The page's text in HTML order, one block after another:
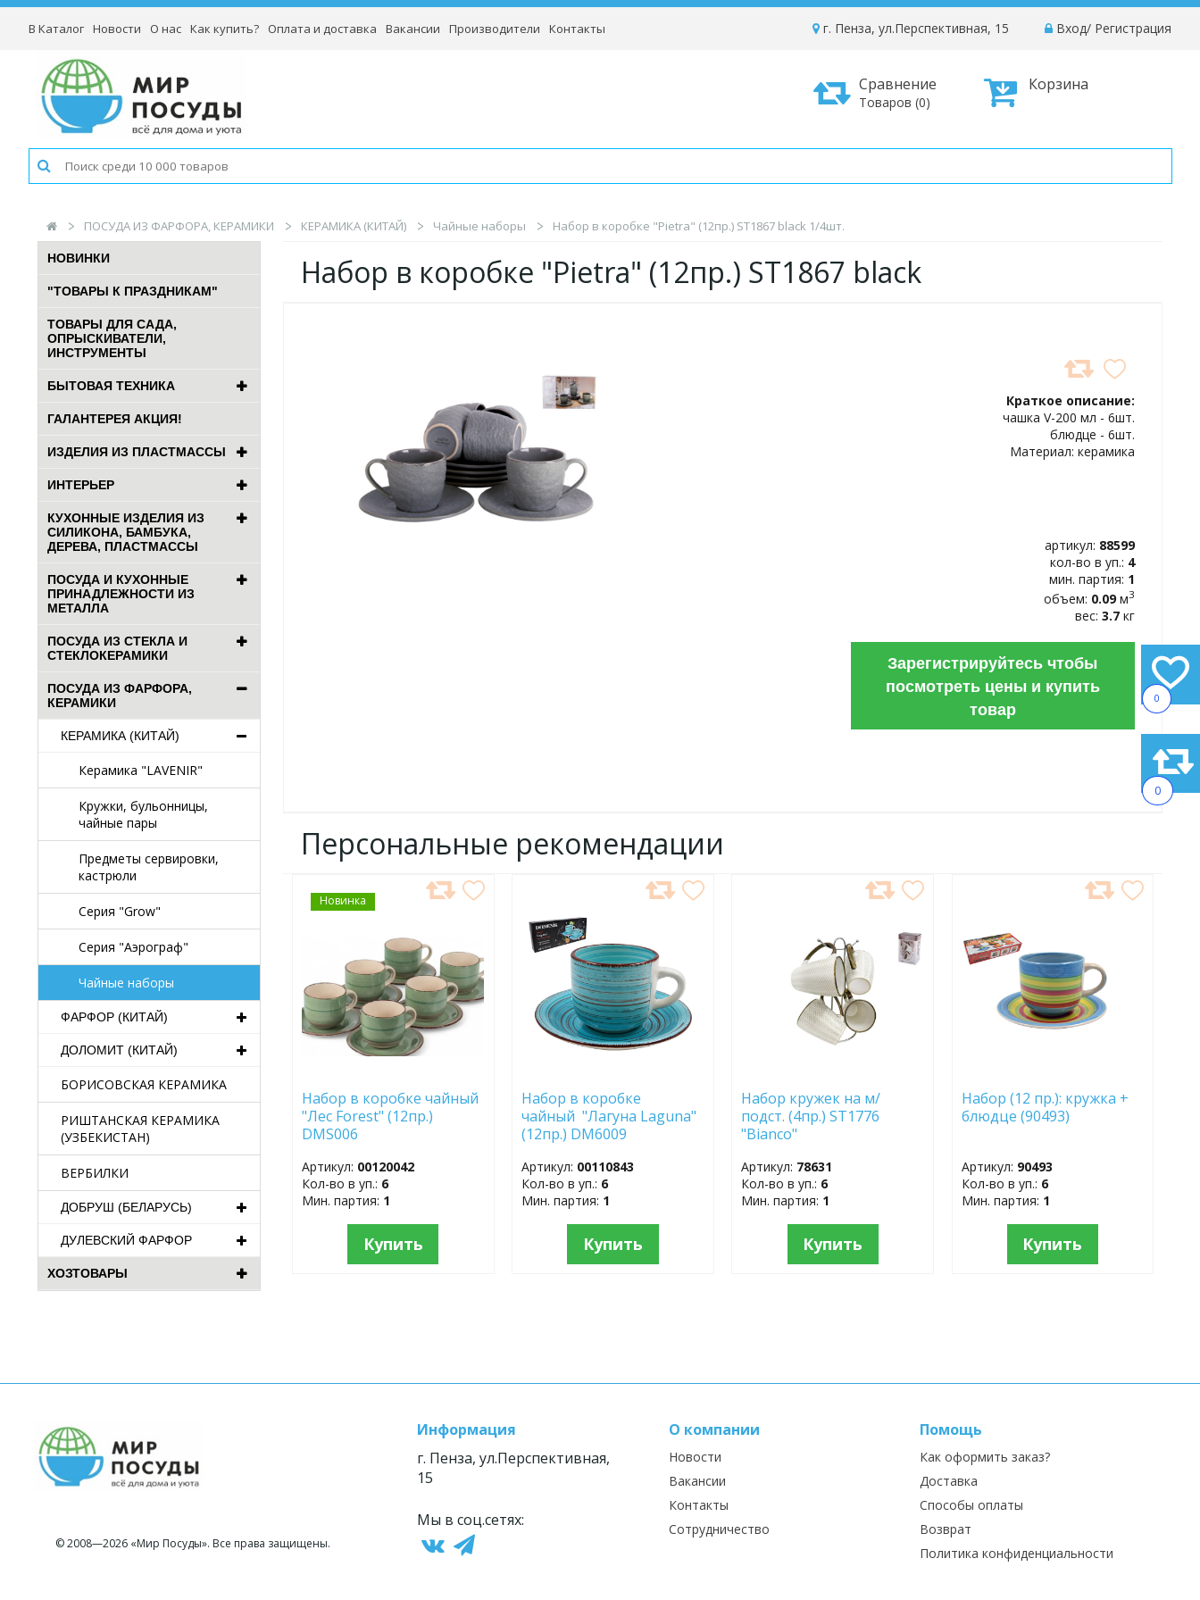
0
0
В Каталог Новости О нас Как купить? Оплата и доставка Вакансии Производители Контакты Вход/ Регистрация
г. Пенза, ул.Перспективная, 15
Корзина
Сравнение
Товаров (0)
ПОСУДА ИЗ ФАРФОРА, КЕРАМИКИ КЕРАМИКА (КИТАЙ) Чайные наборы Набор в коробке "Pietra" (12пр.) ST1867 black 1/4шт.
НОВИНКИ
"ТОВАРЫ К ПРАЗДНИКАМ"
ТОВАРЫ ДЛЯ САДА,
ОПРЫСКИВАТЕЛИ,
ИНСТРУМЕНТЫ
БЫТОВАЯ ТЕХНИКА
ГАЛАНТЕРЕЯ АКЦИЯ!
ИЗДЕЛИЯ ИЗ ПЛАСТМАССЫ
ИНТЕРЬЕР
КУХОННЫЕ ИЗДЕЛИЯ ИЗ
СИЛИКОНА, БАМБУКА,
ДЕРЕВА, ПЛАСТМАССЫ
ПОСУДА И КУХОННЫЕ
ПРИНАДЛЕЖНОСТИ ИЗ
МЕТАЛЛА
ПОСУДА ИЗ СТЕКЛА И
СТЕКЛОКЕРАМИКИ
ПОСУДА ИЗ ФАРФОРА,
КЕРАМИКИ
КЕРАМИКА (КИТАЙ)
Керамика "LAVENIR"
Кружки, бульонницы,
чайные пары
Предметы сервировки,
кастрюли
Серия "Grow"
Серия "Аэрограф"
Чайные наборы
ФАРФОР (КИТАЙ)
ДОЛОМИТ (КИТАЙ)
БОРИСОВСКАЯ КЕРАМИКА
РИШТАНСКАЯ КЕРАМИКА
(УЗБЕКИСТАН)
ВЕРБИЛКИ
ДОБРУШ (БЕЛАРУСЬ)
ДУЛЕВСКИЙ ФАРФОР
ХОЗТОВАРЫ
Набор в коробке "Pietra" (12пр.) ST1867 black
Краткое описание:
чашка V-200 мл - 6шт.
блюдце - 6шт.
Материал: керамика
артикул: 88599
кол-во в уп.: 4
мин. партия: 1
объем: 0.09м3
вес: 3.7 кг
Зарегистрируйтесь чтобы
посмотреть цены и купить
товар
Персональные рекомендации
Новинка
ДОБАВИТЬ
В
Набор в коробке чайный
"Лес Forest" (12пр.)
DMS006
Артикул: 00120042
Кол-во в уп.: 6
Мин. партия: 1
Купить
В
ИЗБРАННОЕ
Набор в коробке
чайный "Лагуна Laguna"
(12пр.) DM6009
Артикул: 00110843
Кол-во в уп.: 6
Мин. партия: 1
Купить
Набор кружек на м/
подст. (4пр.) ST1776
"Bianco"
Артикул: 78631
Кол-во в уп.: 6
Мин. партия: 1
Купить
ИЗБРАННОЕ
Набор (12 пр.): кружка +
блюдце (90493)
Артикул: 90493
Кол-во в уп.: 6
Мин. партия: 1
Купить
© 2008—2026 «Мир Посуды». Все права защищены.
Информация
г. Пенза, ул.Перспективная,
15
Мы в соц.сетях:
О компании
Новости
Вакансии
Контакты
Сотрудничество
Помощь
Как оформить заказ?
Доставка
Способы оплаты
Возврат
Политика конфиденциальности